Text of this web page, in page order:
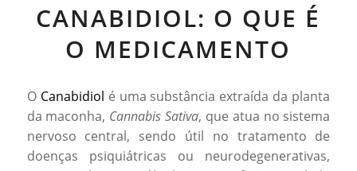
CANABIDIOL: O QUE É
O MEDICAMENTO
O Canabidiol é uma substância extraída da planta
da maconha, Cannabis Sativa, que atua no sistema
nervoso central, sendo útil no tratamento de
doenças psiquiátricas ou neurodegenerativas,